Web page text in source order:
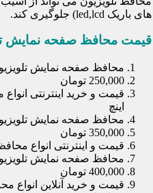
های باریک led,lcd) جلوگیری کند.
قیمت محافظ صفحه نمایش
محافظ صفحه نمایش تلویزیون 32
250,000 تومان
اینچ
محافظ صفحه نمایش تلویزیون 40
350,000 تومان
قیمت و اینترنتی انواع محافظ
محافظ صفحه نمایش تلویزیون 42
400,000 تومان
قیمت و خرید آنلاین انواع